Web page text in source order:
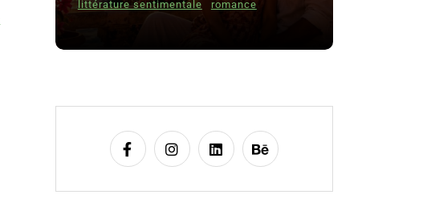
littérature sentimentale romance